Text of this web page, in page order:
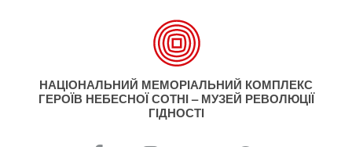
НАЦІОНАЛЬНИЙ МЕМОРІАЛЬНИЙ КОМПЛЕКС
ГЕРОЇВ НЕБЕСНОЇ СОТНІ – МУЗЕЙ РЕВОЛЮЦІЇ
ГІДНОСТІ